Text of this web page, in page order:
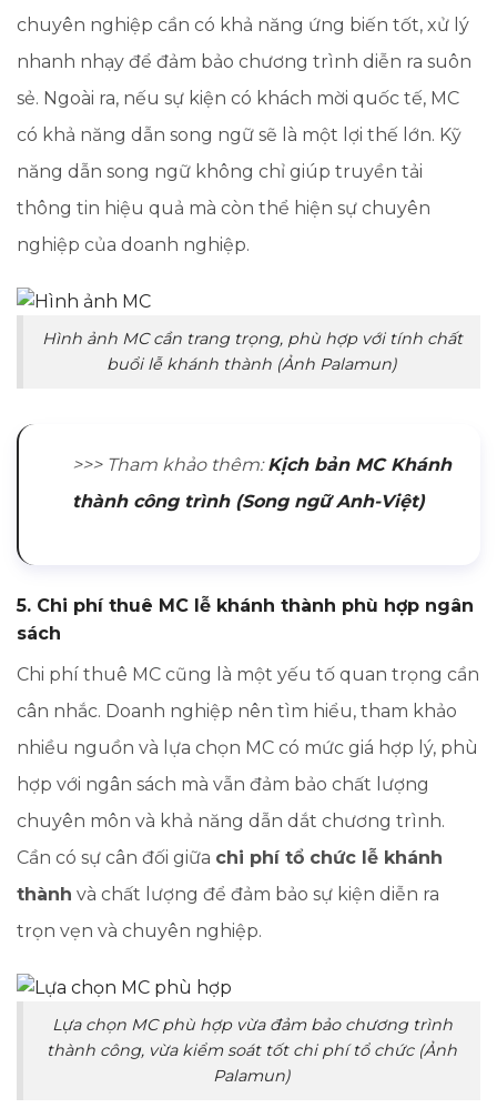
chuyên nghiệp cần có khả năng ứng biến tốt, xử lý
nhanh nhạy để đảm bảo chương trình diễn ra suôn
sẻ. Ngoài ra, nếu sự kiện có khách mời quốc tế, MC
có khả năng dẫn song ngữ sẽ là một lợi thế lớn. Kỹ
năng dẫn song ngữ không chỉ giúp truyền tải
thông tin hiệu quả mà còn thể hiện sự chuyên
nghiệp của doanh nghiệp.
Hình ảnh MC cần trang trọng, phù hợp với tính chất
buổi lễ khánh thành (Ảnh Palamun)
>>> Tham khảo thêm:Kịch bản MC Khánh
thành công trình (Song ngữ Anh-Việt)
5. Chi phí thuê MC lễ khánh thành phù hợp ngân
sách
Chi phí thuê MC cũng là một yếu tố quan trọng cần
cân nhắc. Doanh nghiệp nên tìm hiểu, tham khảo
nhiều nguồn và lựa chọn MC có mức giá hợp lý, phù
hợp với ngân sách mà vẫn đảm bảo chất lượng
chuyên môn và khả năng dẫn dắt chương trình.
Cần có sự cân đối giữa chi phí tổ chức lễ khánh
thành và chất lượng để đảm bảo sự kiện diễn ra
trọn vẹn và chuyên nghiệp.
Lựa chọn MC phù hợp vừa đảm bảo chương trình
thành công, vừa kiểm soát tốt chi phí tổ chức (Ảnh
Palamun)